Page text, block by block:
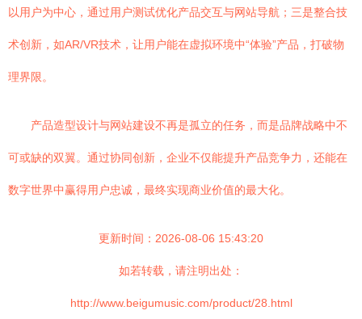
以用户为中心，通过用户测试优化产品交互与网站导航；三是整合技
术创新，如AR/VR技术，让用户能在虚拟环境中“体验”产品，打破物
理界限。
产品造型设计与网站建设不再是孤立的任务，而是品牌战略中不
可或缺的双翼。通过协同创新，企业不仅能提升产品竞争力，还能在
数字世界中赢得用户忠诚，最终实现商业价值的最大化。
更新时间：2026-08-06 15:43:20
如若转载，请注明出处：
http://www.beigumusic.com/product/28.html